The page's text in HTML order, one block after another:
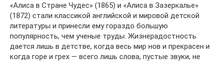
«Алиса в Стране Чудес» (1865) и «Алиса в Зазеркалье»
(1872) стали классикой английской и мировой детской
литературы и принесли ему гораздо большую
популярность, чем ученые труды. Жизнерадостность
дается лишь в детстве, когда весь мир нов и прекрасен и
когда горе и грех — всего лишь слова, пустые звуки, не